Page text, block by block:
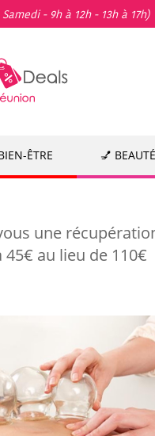
- 9h à 12h - 13h à 17h)
ÊTRE 💅 BEAUTÉ
une
45€ au lieu de 110€